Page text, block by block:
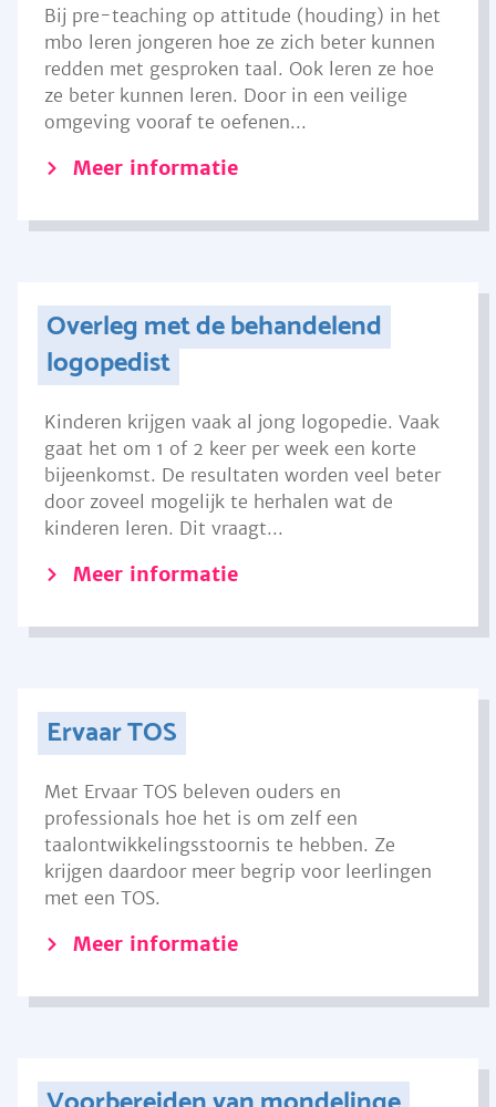
Bij pre-teaching op attitude (houding) in het
mbo leren jongeren hoe ze zich beter kunnen
redden met gesproken taal. Ook leren ze hoe
ze beter kunnen leren. Door in een veilige
omgeving vooraf te oefenen...
Meer informatie
Overleg met de behandelend
logopedist
Kinderen krijgen vaak al jong logopedie. Vaak
gaat het om 1 of 2 keer per week een korte
bijeenkomst. De resultaten worden veel beter
door zoveel mogelijk te herhalen wat de
kinderen leren. Dit vraagt...
Meer informatie
Ervaar TOS
Met Ervaar TOS beleven ouders en
professionals hoe het is om zelf een
taalontwikkelingsstoornis te hebben. Ze
krijgen daardoor meer begrip voor leerlingen
met een TOS.
Meer informatie